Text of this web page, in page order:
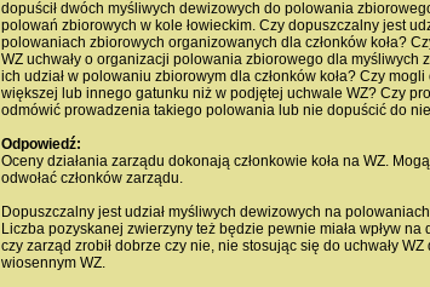
dopuścił dwóch myśliwych dewizowych do polowania
polowań zbiorowych w kole łowieckim. Czy dopuszczalny jest
polowaniach zbiorowych organizowanych dla członków koła?
WZ uchwały o organizacji polowania zbiorowego dla myśliwych
ich udział w polowaniu zbiorowym dla członków koła? Czy
większej lub innego gatunku niż w podjętej uchwale WZ? Czy
odmówić prowadzenia takiego polowania lub nie dopuścić do
Odpowiedź:
Oceny działania zarządu dokonają członkowie koła na WZ.
odwołać członków zarządu.
Dopuszczalny jest udział myśliwych dewizowych na
Liczba pozyskanej zwierzyny też będzie pewnie miała wpływ na
czy zarząd zrobił dobrze czy nie, nie stosując się do uchwały WZ
wiosennym WZ.